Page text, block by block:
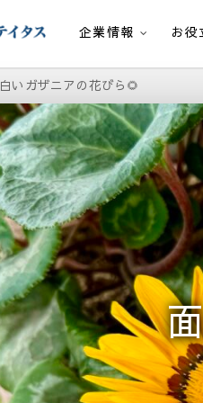
テイタス
企業情報 お役
いガザニアの花びら🌻